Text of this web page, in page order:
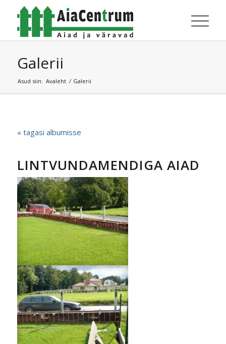
Galerii
Asud siin: Avaleht / Galerii
« tagasi albumisse
LINTVUNDAMENDIGA AIAD